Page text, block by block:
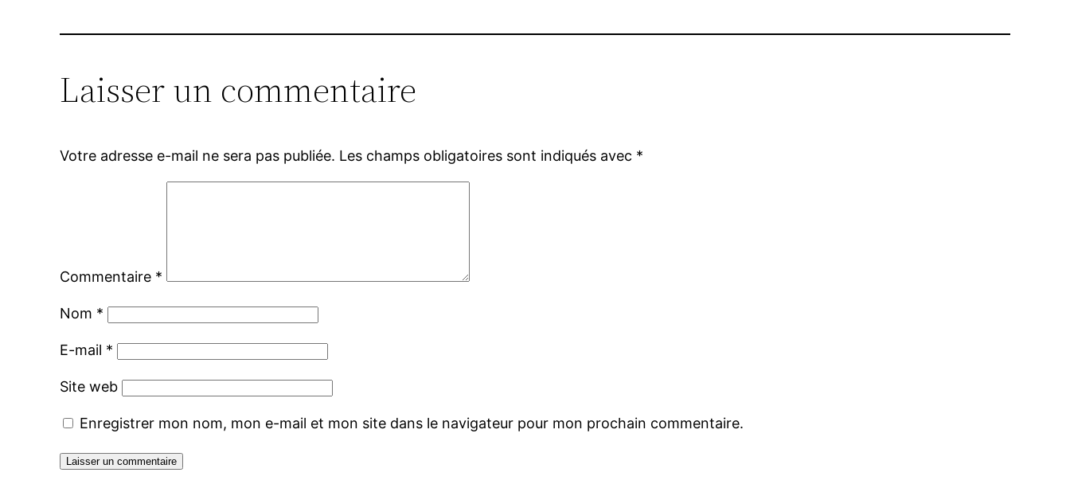
Laisser un commentaire
Votre adresse e-mail ne sera pas publiée. Les champs obligatoires sont indiqués avec *
Commentaire *
Nom *
E-mail *
Site web
Enregistrer mon nom, mon e-mail et mon site dans le navigateur pour mon prochain commentaire.